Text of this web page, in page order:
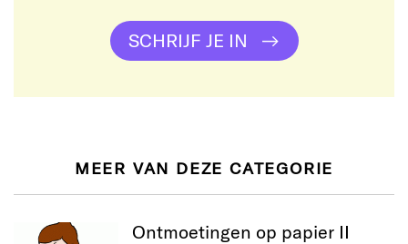
SCHRIJF JE IN
MEER VAN DEZE CATEGORIE
Ontmoetingen op papier II